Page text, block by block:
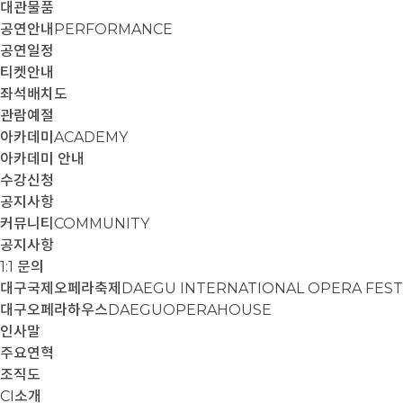
대관물품
공연안내 PERFORMANCE
공연일정
티켓안내
좌석배치도
관람예절
아카데미 ACADEMY
아카데미 안내
수강신청
공지사항
커뮤니티 COMMUNITY
공지사항
1:1 문의
대구국제오페라축제 DAEGU INTERNATIONAL OPERA
대구오페라하우스DAEGUOPERAHOUSE
인사말
주요연혁
조직도
CI소개